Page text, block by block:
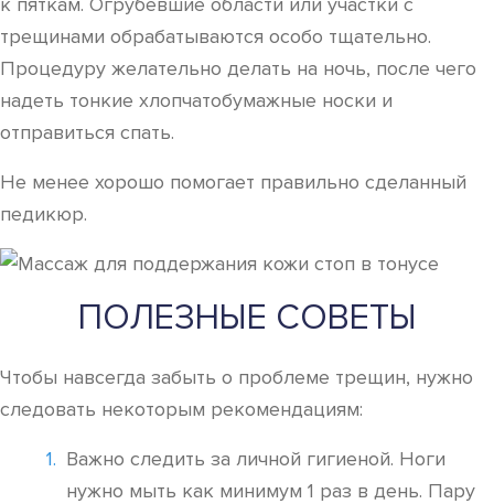
трещинами обрабатываются особо тщательно.
Процедуру желательно делать на ночь, после чего
надеть тонкие хлопчатобумажные носки и
отправиться спать.
Не менее хорошо помогает правильно сделанный
педикюр.
ПОЛЕЗНЫЕ СОВЕТЫ
Чтобы навсегда забыть о проблеме трещин, нужно
следовать некоторым рекомендациям:
Важно следить за личной гигиеной. Ноги
нужно мыть как минимум 1 раз в день. Пару